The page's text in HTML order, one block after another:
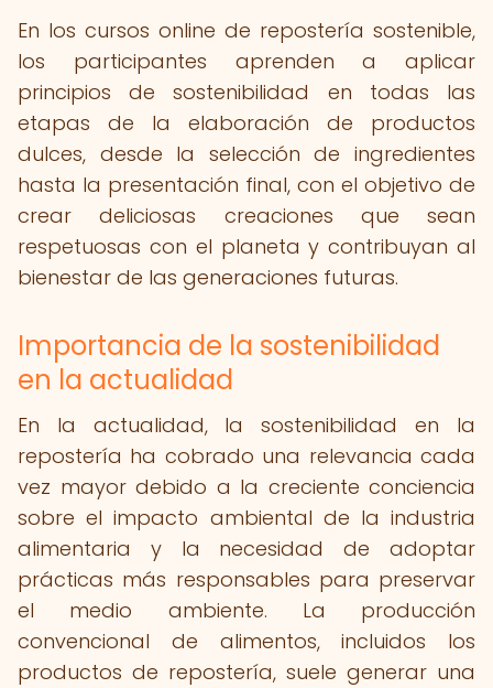
En los cursos online de repostería sostenible,
los participantes aprenden a aplicar
principios de sostenibilidad en todas las
etapas de la elaboración de productos
dulces, desde la selección de ingredientes
hasta la presentación final, con el objetivo de
crear deliciosas creaciones que sean
respetuosas con el planeta y contribuyan al
bienestar de las generaciones futuras.
Importancia de la sostenibilidad
en la actualidad
En la actualidad, la sostenibilidad en la
repostería ha cobrado una relevancia cada
vez mayor debido a la creciente conciencia
sobre el impacto ambiental de la industria
alimentaria y la necesidad de adoptar
prácticas más responsables para preservar
el medio ambiente. La producción
convencional de alimentos, incluidos los
productos de repostería, suele generar una